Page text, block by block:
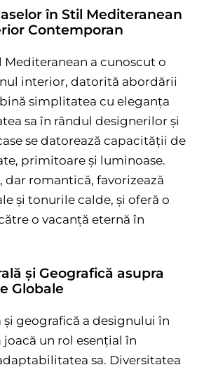
în Stil Mediteranean
Contemporan
a cunoscut o
interior, datorită abordării
simplitatea cu eleganța
sa în rândul designerilor și
se datorează capacității de
primitoare și luminoase.
dar romantică, favorizează
și tonurile calde, și oferă o
o vacanță eternă în
și Geografică asupra
Globale
geografică a designului în
joacă un rol esențial în
sa. Diversitatea